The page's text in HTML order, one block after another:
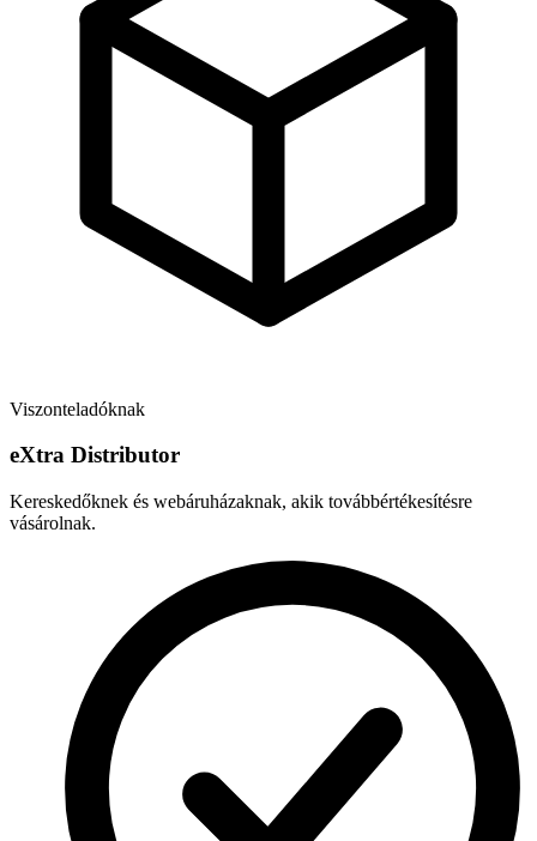
Viszonteladóknak
eXtra Distributor
Kereskedőknek és webáruházaknak, akik továbbértékesítésre
vásárolnak.